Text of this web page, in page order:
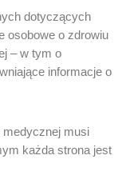
dotyczących
osobowe o zdrowiu
– w tym o
informacje o
medycznej musi
każda strona jest